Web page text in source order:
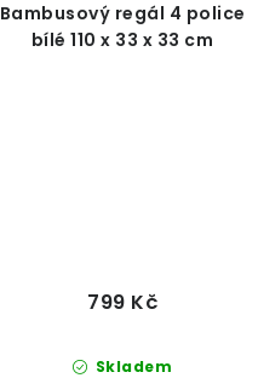
Bambusový regál 4 police
bílé 110 x 33 x 33 cm
Skladem
799 Kč